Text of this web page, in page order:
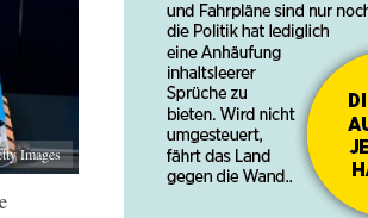
Images